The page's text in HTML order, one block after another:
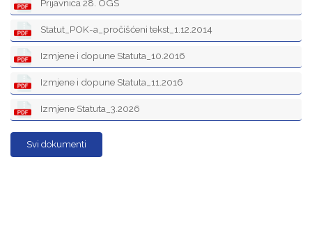
Prijavnica 28. OGS
Statut_POK-a_pročišćeni tekst_1.12.2014
Izmjene i dopune Statuta_10.2016
Izmjene i dopune Statuta_11.2016
Izmjene Statuta_3.2026
Svi dokumenti